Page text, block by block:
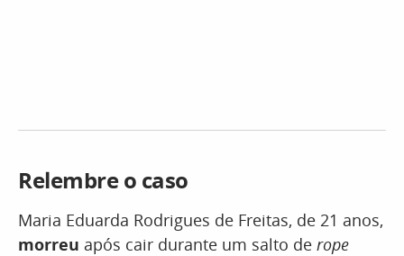
Relembre o caso
Maria Eduarda Rodrigues de Freitas, de 21 anos,
morreu após cair durante um salto de rope